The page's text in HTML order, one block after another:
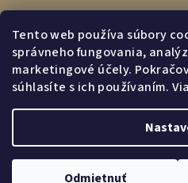
Tento web používa súbory
správneho fungovania,
marketingové účely.
súhlasíte s ich používaním.
Odmietnuť
Prijímame online
miasmi.sk.